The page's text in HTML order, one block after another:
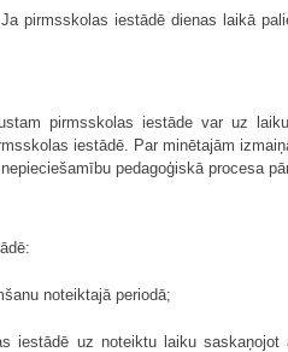
pirmsskolas iestādē dienas laikā
pirmsskolas iestāde var uz laiku
iestādē. Par minētajām
pedagoģiskā procesa
noteiktajā periodā;
iestādē uz noteiktu laiku